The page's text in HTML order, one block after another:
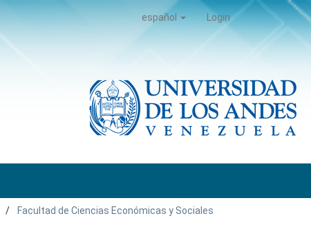
español Login
Facultad de Ciencias Económicas y Sociales